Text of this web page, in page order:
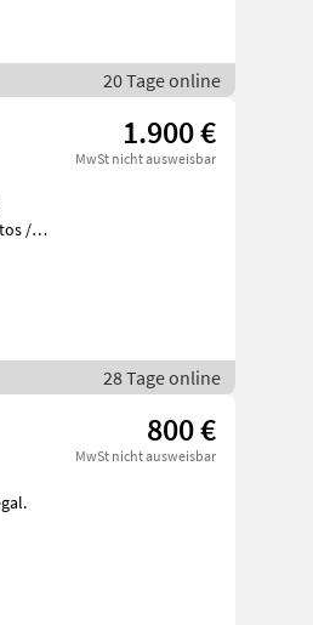
20 Tage online
1.900 €
MwSt nicht ausweisbar
28 Tage online
800 €
MwSt nicht ausweisbar